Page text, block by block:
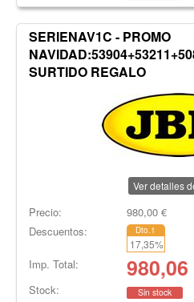
SERIENAV1C - PROMO
SURTIDO REGALO
Ver detalles
Precio: 980,00€
Descuentos:
Dto.1
17,35%
Imp. Total: 980,06
Stock: Sin stock